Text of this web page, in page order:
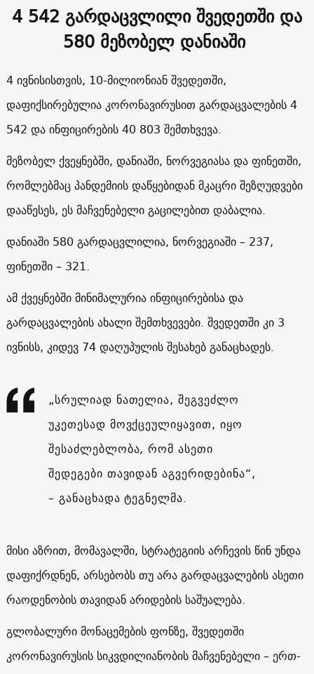
4 542 გარდაცვლილი შვედეთში და
580 მეზობელ დანიაში
4 ივნისისთვის, 10-მილიონიან შვედეთში,
დაფიქსირებულია კორონავირუსით გარდაცვალების 4
542 და ინფიცირების 40 803 შემთხვევა.
მეზობელ ქვეყნებში, დანიაში, ნორვეგიასა და ფინეთში,
რომლებმაც პანდემიის დაწყებიდან მკაცრი შეზღუდვები
დააწესეს, ეს მაჩვენებელი გაცილებით დაბალია.
დანიაში 580 გარდაცვლილია, ნორვეგიაში – 237,
ფინეთში – 321.
ამ ქვეყნებში მინიმალურია ინფიცირებისა და
გარდაცვალების ახალი შემთხვევები. შვედეთში კი 3
ივნისს, კიდევ 74 დაღუპულის შესახებ განაცხადეს.
„სრულიად ნათელია, შეგვეძლო
უკეთესად მოვქცეულიყავით, იყო
შესაძლებლობა, რომ ასეთი
შედეგები თავიდან აგვერიდებინა“,
– განაცხადა ტეგნელმა.
მისი აზრით, მომავალში, სტრატეგიის არჩევის წინ უნდა
დაფიქრდნენ, არსებობს თუ არა გარდაცვალების ასეთი
რაოდენობის თავიდან არიდების საშუალება.
გლობალური მონაცემების ფონზე, შვედეთში
კორონავირუსის სიკვდილიანობის მაჩვენებელი – ერთ-